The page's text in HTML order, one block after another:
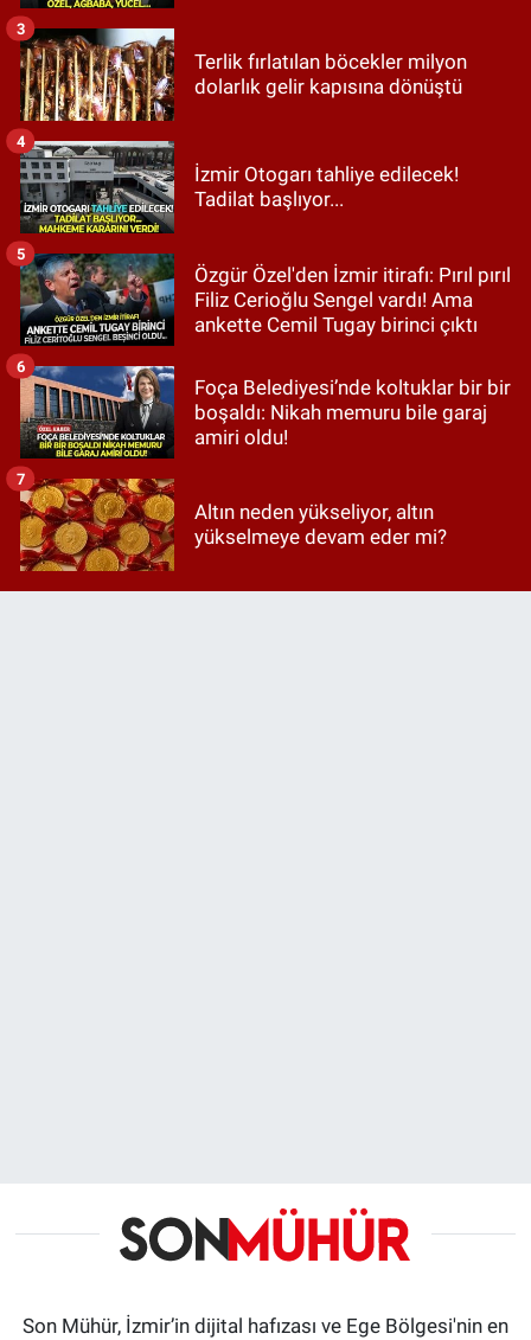
Terlik fırlatılan böcekler milyon
dolarlık gelir kapısına dönüştü
3
İzmir Otogarı tahliye edilecek!
Tadilat başlıyor...
4
Özgür Özel'den İzmir itirafı: Pırıl pırıl
Filiz Cerioğlu Sengel vardı! Ama
ankette Cemil Tugay birinci çıktı
5
Foça Belediyesi’nde koltuklar bir bir
boşaldı: Nikah memuru bile garaj
amiri oldu!
6
Altın neden yükseliyor, altın
yükselmeye devam eder mi?
7
Son Mühür, İzmir’in dijital hafızası ve Ege Bölgesi'nin en